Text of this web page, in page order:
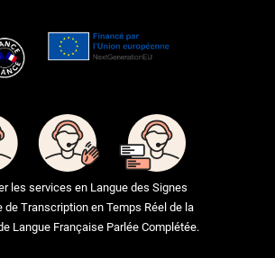
les services en Langue des Signes
de Transcription en Temps Réel de la
Langue Française Parlée Complétée.